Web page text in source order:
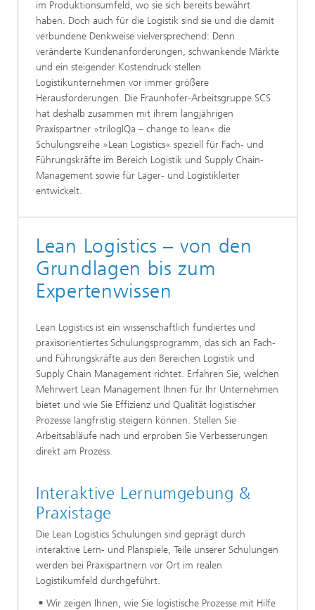
im Produktionsumfeld, wo sie sich bereits bewährt
haben. Doch auch für die Logistik sind sie und die damit
verbundene Denkweise vielversprechend: Denn
veränderte Kundenanforderungen, schwankende Märkte
und ein steigender Kostendruck stellen
Logistikunternehmen vor immer größere
Herausforderungen. Die Fraunhofer-Arbeitsgruppe SCS
hat deshalb zusammen mit ihrem langjährigen
Praxispartner »trilogIQa – change to lean« die
Schulungsreihe »Lean Logistics« speziell für Fach- und
Führungskräfte im Bereich Logistik und Supply Chain-
Management sowie für Lager- und Logistikleiter
entwickelt.
Lean Logistics – von den
Grundlagen bis zum
Expertenwissen
Lean Logistics ist ein wissenschaftlich fundiertes und
praxisorientiertes Schulungsprogramm, das sich an Fach-
und Führungskräfte aus den Bereichen Logistik und
Supply Chain Management richtet. Erfahren Sie, welchen
Mehrwert Lean Management Ihnen für Ihr Unternehmen
bietet und wie Sie Effizienz und Qualität logistischer
Prozesse langfristig steigern können. Stellen Sie
Arbeitsabläufe nach und erproben Sie Verbesserungen
direkt am Prozess.
Interaktive Lernumgebung &
Praxistage
Die Lean Logistics Schulungen sind geprägt durch
interaktive Lern- und Planspiele, Teile unserer Schulungen
werden bei Praxispartnern vor Ort im realen
Logistikumfeld durchgeführt.
Wir zeigen Ihnen, wie Sie logistische Prozesse mit Hilfe